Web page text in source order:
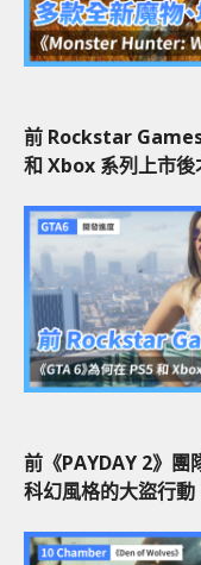
前 Rockstar
和 Xbox 系列上市後
前《PAYDAY 2》
科幻風格的大盜行